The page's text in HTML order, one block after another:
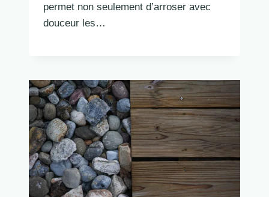
permet non seulement d’arroser avec
douceur les…